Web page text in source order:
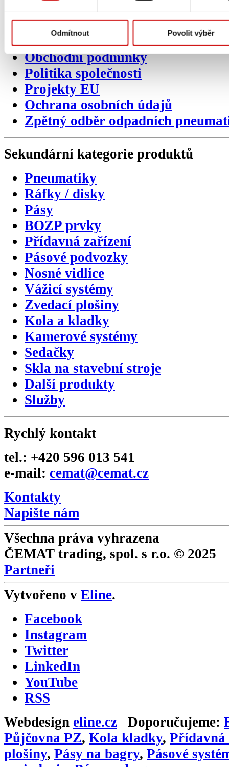
Odmítnout Povolit výběr
Mohli jste nás potkat
Video ukázky
Certifikáty
Obchodní podmínky
Politika společnosti
Projekty EU
Ochrana osobních údajů
Zpětný odběr odpadních
Sekundární kategorie produktů
Pneumatiky
Ráfky / disky
Pásy
BOZP prvky
Přídavná zařízení
Pásové podvozky
Nosné vidlice
Vážicí systémy
Zvedací plošiny
Kola a kladky
Kamerové systémy
Sedačky
Skla na stavební stroje
Další produkty
Služby
Rychlý kontakt
tel.: +420 596 013 541
e-mail: cemat@cemat.cz
Kontakty
Napište nám
Všechna práva vyhrazena
ČEMAT trading, spol. s r.o. © 2025
Partneři
Vytvořeno v Eline.
Facebook
Instagram
Twitter
LinkedIn
YouTube
RSS
Webdesign eline.cz Doporučujeme:
Půjčovna PZ, Kola kladky, Přídavná
plošiny, Pásy na bagry, Pásové